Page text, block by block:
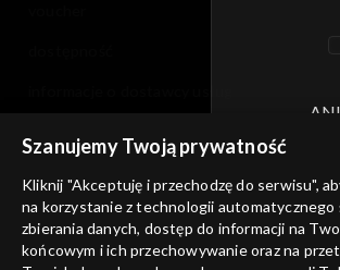
Szanujemy Twoją prywatność
Kliknij "Akceptuję i przechodzę do serwisu",
na korzystanie z technologii automatycznego
zbierania danych, dostęp do informacji na
końcowym i ich przechowywanie oraz na